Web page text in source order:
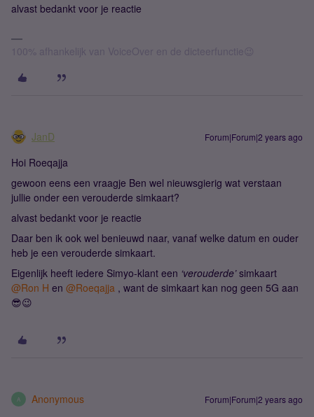
alvast bedankt voor je reactie
100% afhankelijk van VoiceOver en de dicteerfunctie😉
JanD Forum|Forum|2 years ago
Hoi Roeqajja
gewoon eens een vraagje Ben wel nieuwsgierig wat verstaan
jullie onder een verouderde simkaart?
alvast bedankt voor je reactie
Daar ben ik ook wel benieuwd naar, vanaf welke datum en ouder
heb je een verouderde simkaart.
Eigenlijk heeft iedere Simyo-klant een ‘verouderde’simkaart
@Ron H en @Roeqajja , want de simkaart kan nog geen 5G aan
😎😉
A Anonymous Forum|Forum|2 years ago